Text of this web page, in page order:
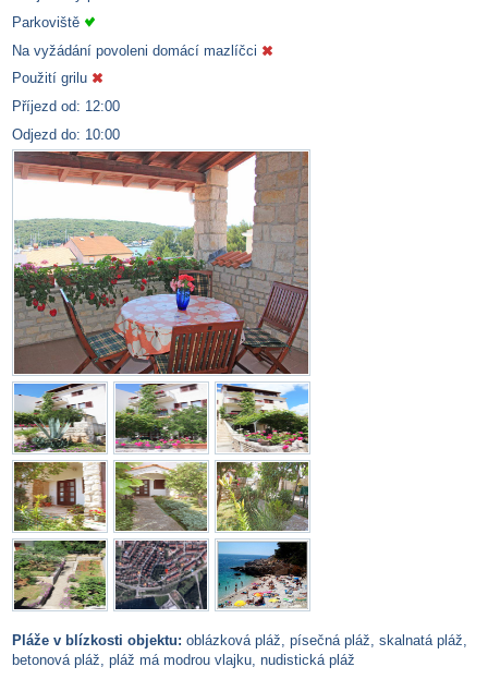
Parkoviště
Na vyžádání povoleni domácí mazlíčci
Použití grilu
Příjezd od: 12:00
Odjezd do: 10:00
Pláže v blízkosti objektu: oblázková pláž, písečná pláž, skalnatá pláž,
betonová pláž, pláž má modrou vlajku, nudistická pláž